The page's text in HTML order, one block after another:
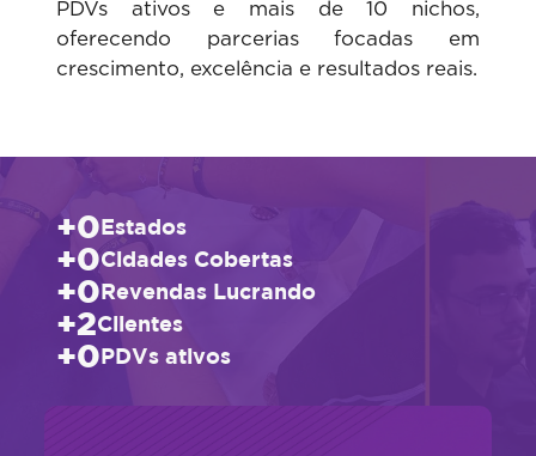
PDVs ativos e mais de 10 nichos,
oferecendo parcerias focadas em
crescimento, excelência e resultados reais.
+0 Estados
+0Cidades Cobertas
+0 Revendas Lucrando
+2Clientes
+0 PDVs ativos